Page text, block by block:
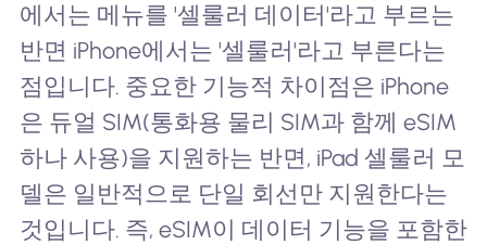
에서는 메뉴를 '셀룰러 데이터'라고 부르는
반면 iPhone에서는 '셀룰러'라고 부른다는
점입니다. 중요한 기능적 차이점은 iPhone
은 듀얼 SIM(통화용 물리 SIM과 함께 eSIM
하나 사용)을 지원하는 반면, iPad 셀룰러 모
델은 일반적으로 단일 회선만 지원한다는
것입니다. 즉, eSIM이 데이터 기능을 포함한